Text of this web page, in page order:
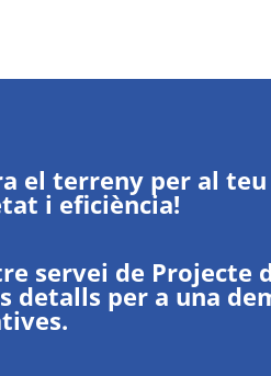
el terreny per al
i eficiència!
servei de Projecte
detalls per a una